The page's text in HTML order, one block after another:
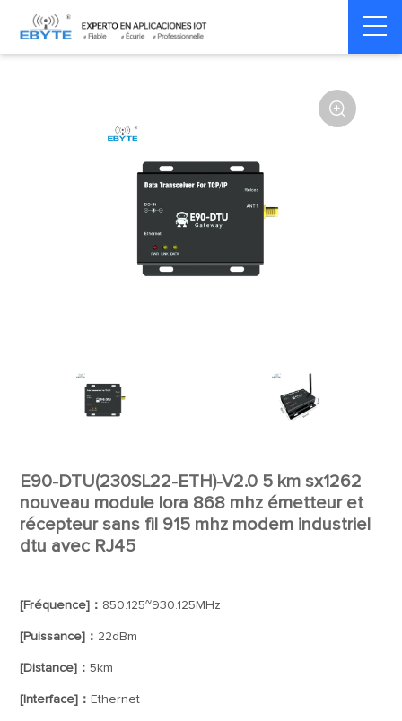
Home > Modem > Industrial Gateway Wireless Gateways

E90-DTU(230SL22-ETH)-V2.0 5 km sx1262
nouveau module lora 868 mhz émetteur et
récepteur sans fil 915 mhz modem industriel
dtu avec RJ45
[Fréquence]： 850.125~930.125MHz
[Puissance]： 22dBm
[Distance]：5km
[Interface]： Ethernet